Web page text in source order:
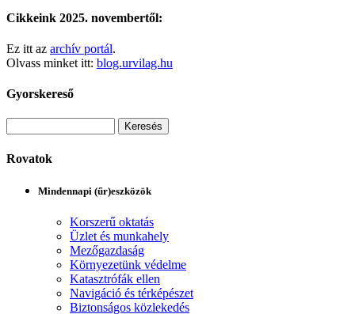
Cikkeink 2025. novembertől:
Ez itt az archív portál.
Olvass minket itt: blog.urvilag.hu
Gyorskereső
Rovatok
Mindennapi (űr)eszközök
Korszerű oktatás
Üzlet és munkahely
Mezőgazdaság
Környezetünk védelme
Katasztrófák ellen
Navigáció és térképészet
Biztonságos közlekedés